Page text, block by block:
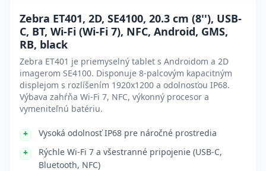
Zebra ET401, 2D, SE4100, 20.3 cm (8''), USB-
C, BT, Wi-Fi (Wi-Fi 7), NFC, Android, GMS,
RB, black
Zebra ET401 je priemyselný tablet s Androidom a 2D
imagerom SE4100. Disponuje 8-palcovým kapacitným
displejom s rozlíšením 1920x1200 a odolnosťou IP68.
Výbava zahŕňa Wi-Fi 7, NFC, výkonný procesor a
vymeniteľnú batériu.
Vysoká odolnosť IP68 pre náročné prostredia
Rýchle Wi-Fi 7 a všestranné pripojenie (USB-C,
Bluetooth, NFC)